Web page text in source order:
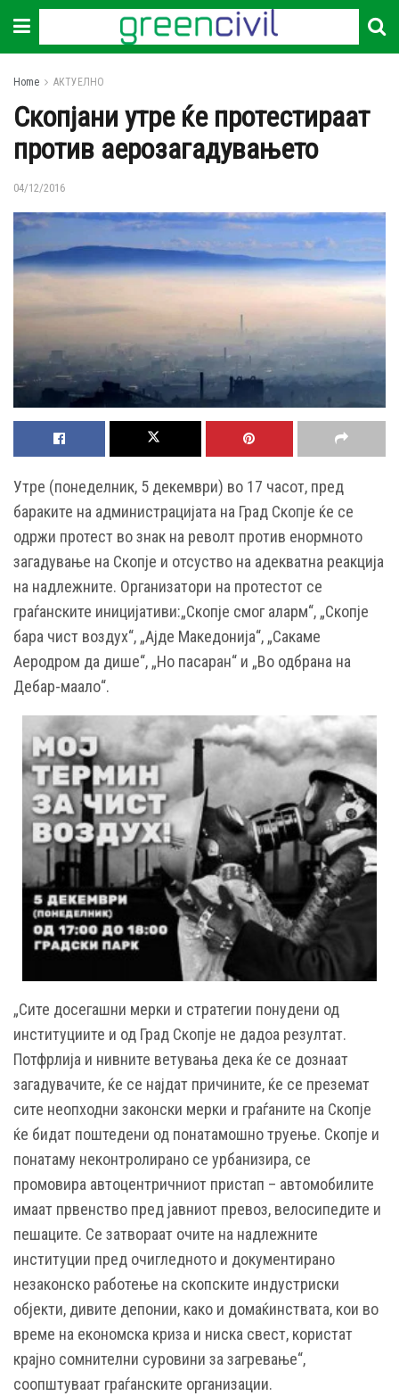
Home АКТУЕЛНО
Скопјани утре ќе протестираат
против аерозагадувањето
04/12/2016
Утре (понеделник, 5 декември) во 17 часот, пред
бараките на администрацијата на Град Скопје ќе се
одржи протест во знак на револт против енормното
загадување на Скопје и отсуство на адекватна реакција
на надлежните. Организатори на протестот се
граѓанските иницијативи:„Скопје смог аларм“, „Скопје
бара чист воздух“, „Ајде Македонија“, „Сакаме
Аеродром да дише“, „Но пасаран“ и „Во одбрана на
Дебар-маало“.
„Сите досегашни мерки и стратегии понудени од
институциите и од Град Скопје не дадоа резултат.
Потфрлија и нивните ветувања дека ќе се дознаат
загадувачите, ќе се најдат причините, ќе се преземат
сите неопходни законски мерки и граѓаните на Скопје
ќе бидат поштедени од понатамошно труење. Скопје и
понатаму неконтролирано се урбанизира, се
промовира автоцентричниот пристап – автомобилите
имаат првенство пред јавниот превоз, велосипедите и
пешаците. Се затвораат очите на надлежните
институции пред очигледното и документирано
незаконско работење на скопските индустриски
објекти, дивите депонии, како и домаќинствата, кои во
време на економска криза и ниска свест, користат
крајно сомнителни суровини за загревање“,
соопштуваат граѓанските организации.